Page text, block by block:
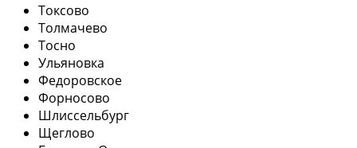
Токсово
Толмачево
Тосно
Ульяновка
Федоровское
Форносово
Шлиссельбург
Щеглово